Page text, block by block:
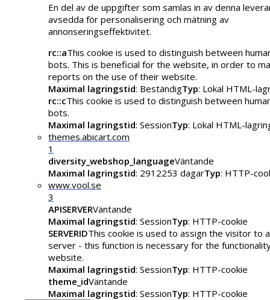
En del av de uppgifter som samlas in av denna
avsedda för personalisering och mätning av
annonseringseffektivitet.
rc::aThis cookie is used to distinguish between
bots. This is beneficial for the website, in order to
reports on the use of their website.
Maximal lagringstid: BeständigTyp: Lokal HTML-
rc::cThis cookie is used to distinguish between
bots.
Maximal lagringstid: SessionTyp: Lokal HTML-
themes.abicart.com
1
diversity_webshop_languageVäntande
Maximal lagringstid: 2912253 dagarTyp: HTTP-
www.vool.se
3
APISERVERVäntande
Maximal lagringstid: SessionTyp: HTTP-cookie
SERVERIDThis cookie is used to assign the visitor to
server - this function is necessary for the
website.
Maximal lagringstid: SessionTyp: HTTP-cookie
theme_idVäntande
Maximal lagringstid: SessionTyp: HTTP-cookie